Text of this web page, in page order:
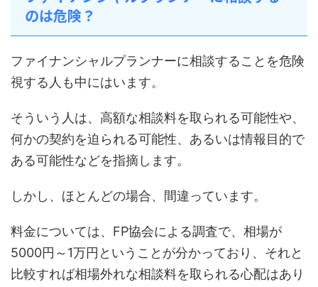
のは危険？
ファイナンシャルプランナーに相談することを危険
視する人も中にはいます。
そういう人は、高額な相談料を取られる可能性や、
何かの契約を迫られる可能性、あるいは情報目的で
ある可能性などを指摘します。
しかし、ほとんどの場合、間違っています。
料金については、FP協会による調査で、相場が
5000円～1万円ということが分かっており、それと
比較すれば相場外れな相談料を取られる心配はあり